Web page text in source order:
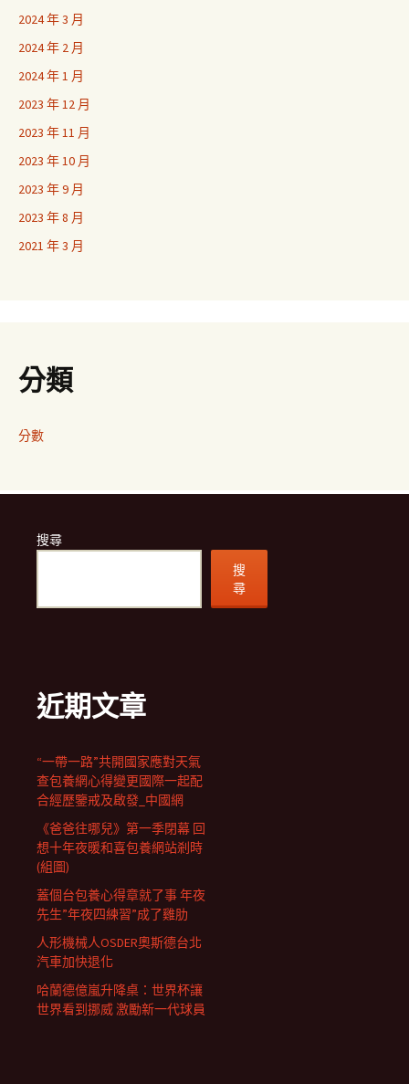
2024 年 3 月
2024 年 2 月
2024 年 1 月
2023 年 12 月
2023 年 11 月
2023 年 10 月
2023 年 9 月
2023 年 8 月
2021 年 3 月
分類
分數
搜尋
搜
尋
近期文章
“一帶一路”共開國家應對天氣
查包養網心得變更國際一起配
合經歷鑒戒及啟發_中國網
《爸爸往哪兒》第一季閉幕 回
想十年夜暖和喜包養網站剎時
(組圖)
蓋個台包養心得章就了事 年夜
先生”年夜四練習”成了雞肋
人形機械人OSDER奧斯德台北
汽車加快退化
哈蘭德億嵐升降桌：世界杯讓
世界看到挪威 激勵新一代球員